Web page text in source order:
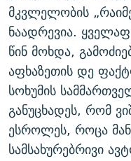
მკვლელობის
ნაადრევია.
წინ მოხდა,
აფხაზეთის დე
სოხუმის
განუცხადეს, რომ
ესროლეს, როცა
სამსახურებრივი